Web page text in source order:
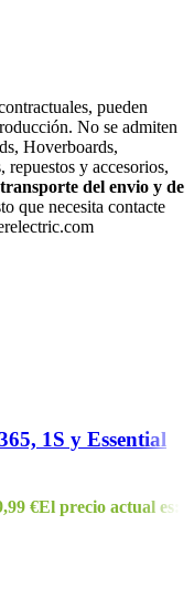
pueden
No se admiten
Hoverboards,
y accesorios,
del envio y de
que necesita contacte
1S y Essential
€El precio actual es: